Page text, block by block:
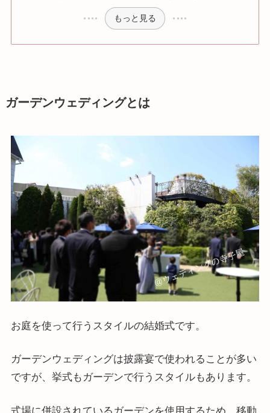
もっと見る
ガーデンウェディングとは
お庭を使って行うスタイルの結婚式です。
ガーデンウェディングは披露宴で使われることが多い
ですが、挙式もガーデンで行うスタイルもあります。
式場に併設されているガーデンを使用するため、移動